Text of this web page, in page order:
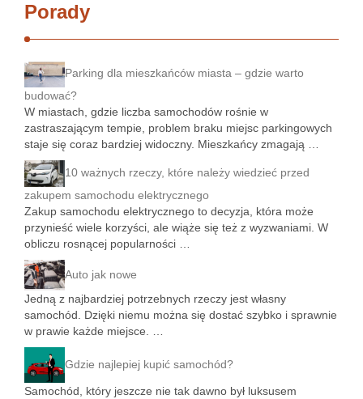
Porady
Parking dla mieszkańców miasta – gdzie warto
budować?
W miastach, gdzie liczba samochodów rośnie w
zastraszającym tempie, problem braku miejsc parkingowych
staje się coraz bardziej widoczny. Mieszkańcy zmagają …
10 ważnych rzeczy, które należy wiedzieć przed
zakupem samochodu elektrycznego
Zakup samochodu elektrycznego to decyzja, która może
przynieść wiele korzyści, ale wiąże się też z wyzwaniami. W
obliczu rosnącej popularności …
Auto jak nowe
Jedną z najbardziej potrzebnych rzeczy jest własny
samochód. Dzięki niemu można się dostać szybko i sprawnie
w prawie każde miejsce. …
Gdzie najlepiej kupić samochód?
Samochód, który jeszcze nie tak dawno był luksusem